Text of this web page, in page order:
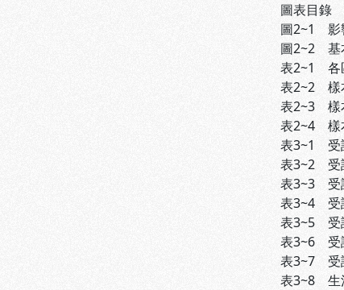
圖表目錄
圖2~1 影
圖2~2 基
表2~1 各
表2~2 樣
表2~3 樣
表2~4 樣
表3~1 受
表3~2 受
表3~3 受
表3~4 受
表3~5 受
表3~6 受
表3~7 受
表3~8 生